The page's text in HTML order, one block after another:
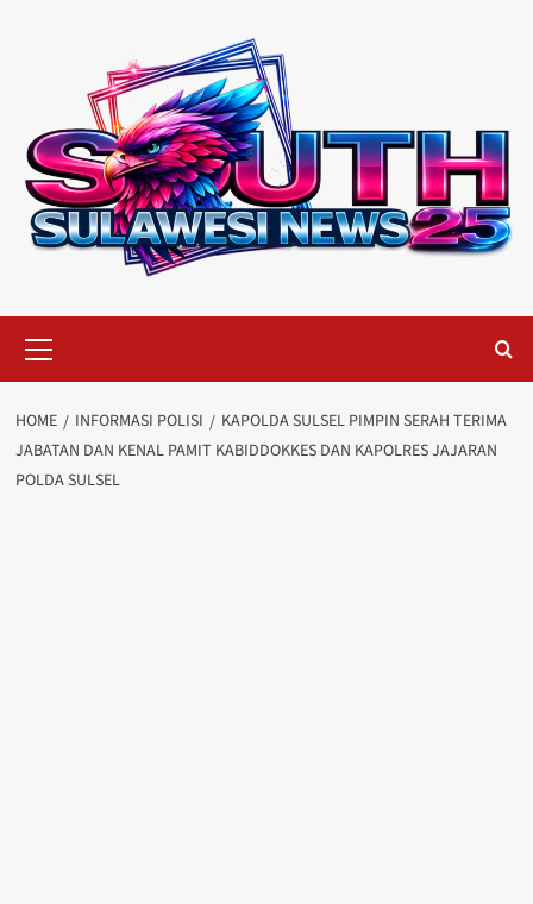
Menu
HOME INFORMASI POLISI
KAPOLDA SULSEL PIMPIN SERAH TERIMA
JABATAN DAN KENAL PAMIT KABIDDOKKES DAN KAPOLRES JAJARAN
POLDA SULSEL